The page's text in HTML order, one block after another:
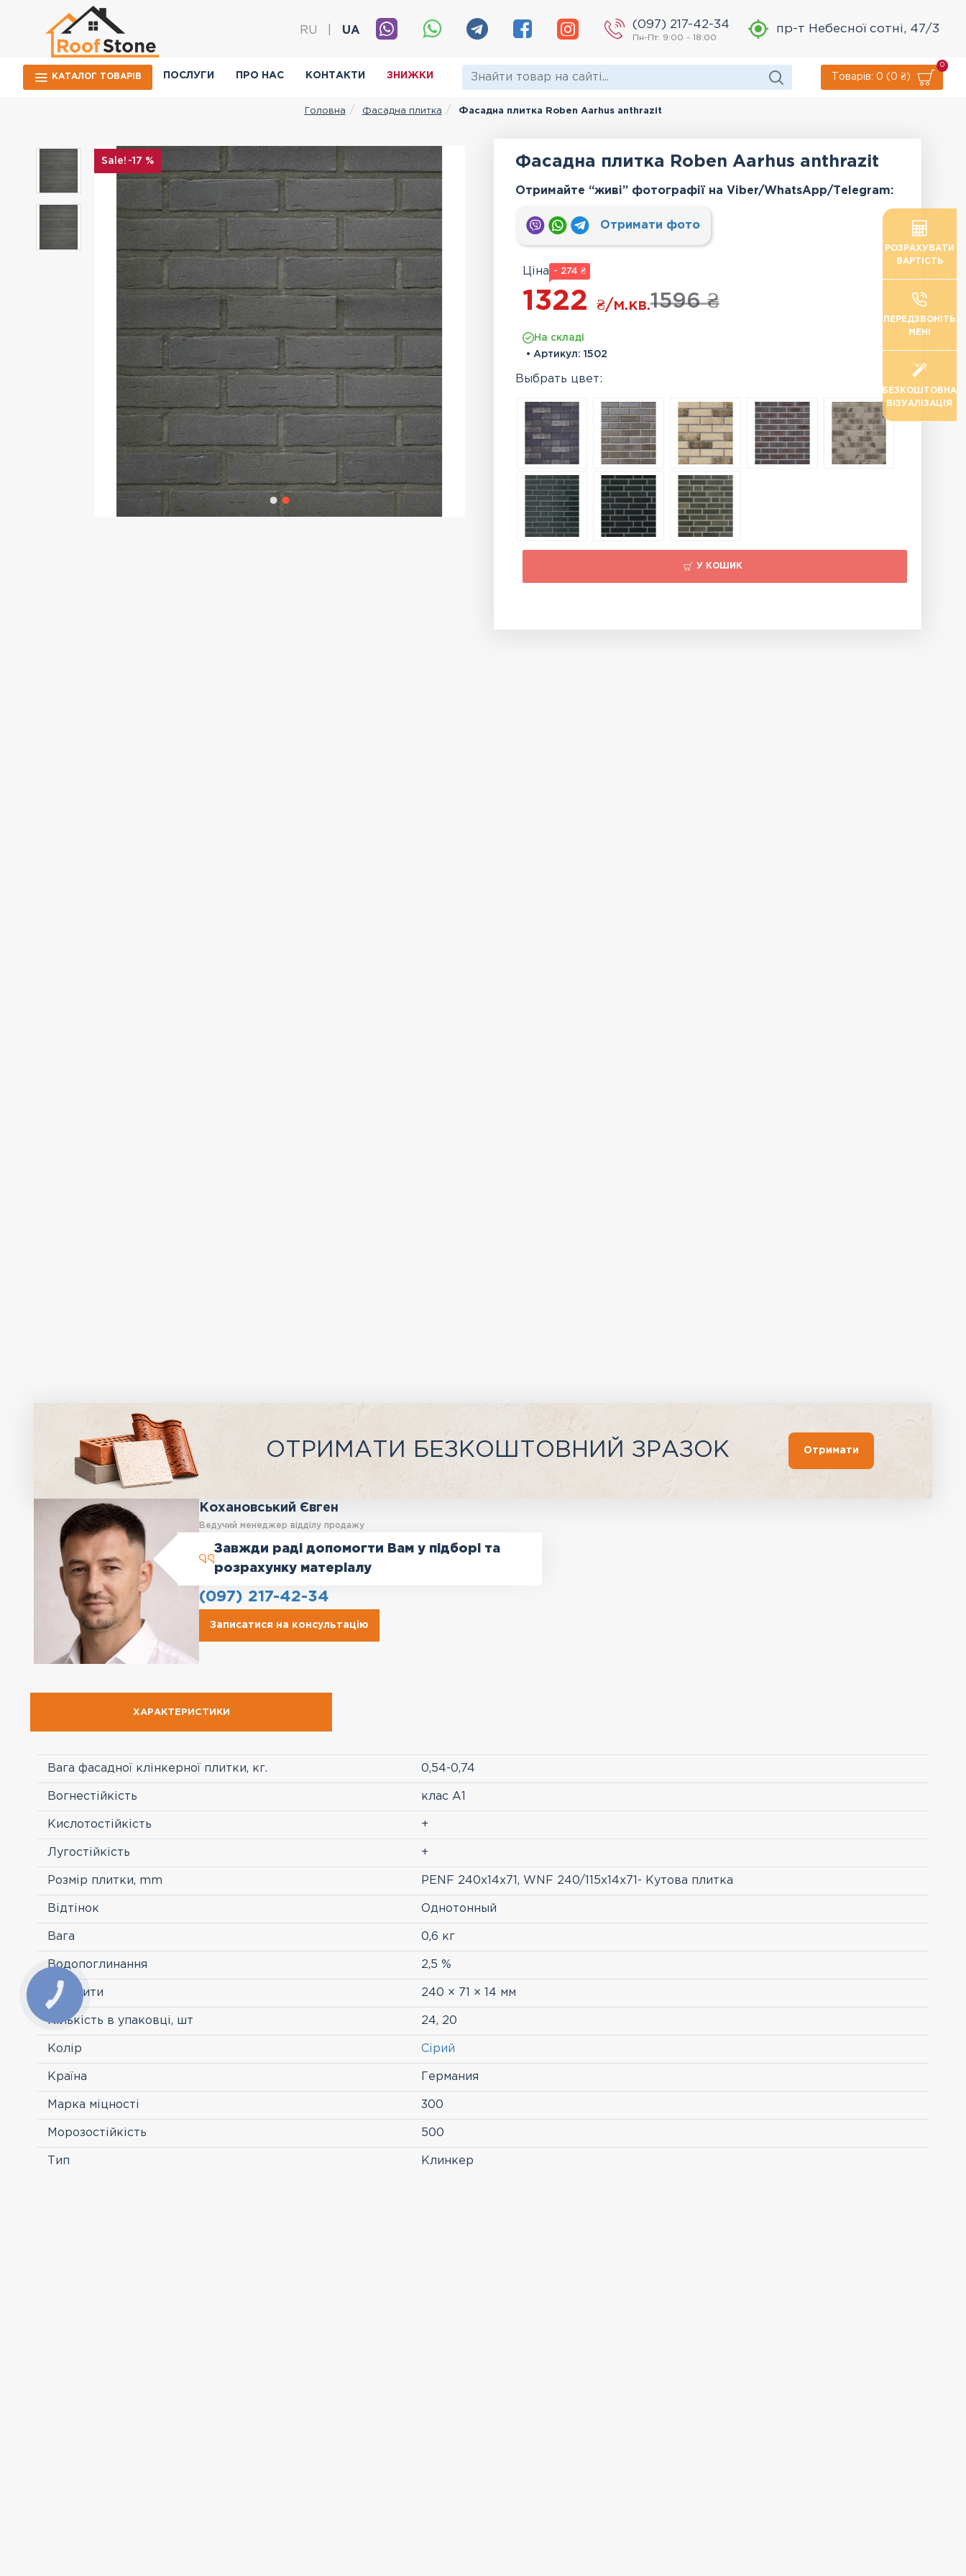
RU UA
(097) 217-42-34
Пн-Пт: 9:00 - 18:00
пр-т Небесної сотні, 47/3
КАТАЛОГ ТОВАРIВ ПОСЛУГИ ПРО НАС КОНТАКТИ ЗНИЖКИ Товарів: 0 (0 ₴)
0
Головна Фасадна плитка Фасадна плитка Roben Aarhus anthrazit
-17 % Фасадна плитка Roben Aarhus anthrazit
Отримайте “живі” фотографії на Viber/WhatsApp/Тelegram:
Отримати фото
Ціна - 274 ₴
1596 ₴
1322 ₴/м.кв.
На складі
• Артикул: 1502
Выбрать цвет:
У КОШИК
ОТРИМАТИ БЕЗКОШТОВНИЙ ЗРАЗОК Отримати
Кохановський Євген
Ведучий менеджер відділу продажу
Завжди раді допомогти Вам у підборі та
розрахунку матеріалу
(097) 217-42-34
Записатися на консультацію
ХАРАКТЕРИСТИКИ
Вага фасадної клінкерної плитки, кг. 0,54-0,74
Вогнестійкість клас A1
Кислотостійкість +
Лугостійкість +
Розмір плитки, mm PENF 240х14х71, WNF 240/115х14х71- Кутова плитка
Відтінок Однотонный
Вага 0,6 кг
Водопоглинання 2,5 %
Габарити 240 × 71 × 14 мм
Кількість в упаковці, шт 24, 20
Колір Сірий
Країна Германия
Марка міцності 300
Морозостійкість 500
Тип Клинкер
РОЗРАХУВАТИ
ВАРТІСТЬ
ПЕРЕДЗВОНІТЬ
МЕНІ
БЕЗКОШТОВНА
ВІЗУАЛІЗАЦІЯ